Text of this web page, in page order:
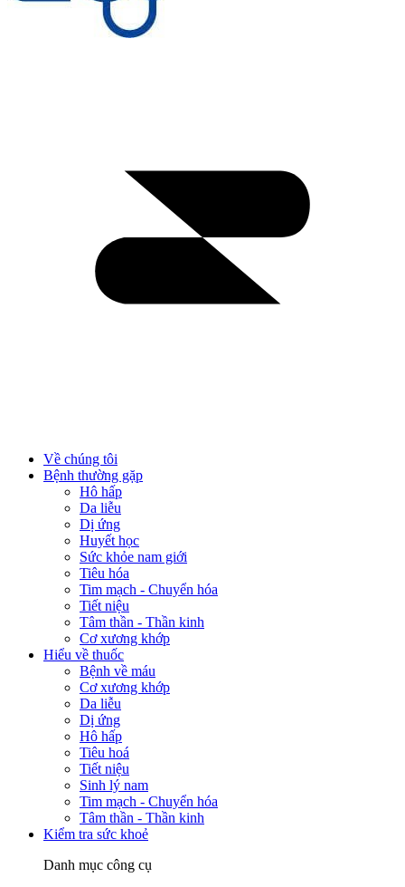
Về chúng tôi
Bệnh thường gặp
Hô hấp
Da liễu
Dị ứng
Huyết học
Sức khỏe nam giới
Tiêu hóa
Tim mạch - Chuyển hóa
Tiết niệu
Tâm thần - Thần kinh
Cơ xương khớp
Hiểu về thuốc
Bệnh về máu
Cơ xương khớp
Da liễu
Dị ứng
Hô hấp
Tiêu hoá
Tiết niệu
Sinh lý nam
Tim mạch - Chuyển hóa
Tâm thần - Thần kinh
Kiểm tra sức khoẻ
Danh mục công cụ